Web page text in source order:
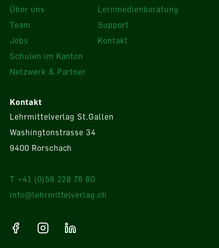
Über uns
Team
Jobs
Schulen im Kanton
Netzwerk & Partner
Lernmedienberatung
Support
Kontakt
Kontakt
Lehrmittelverlag St.Gallen
Washingtonstrasse 34
9400 Rorschach
T +41 (0)58 228 76 80
info@lehrmittelverlag.ch